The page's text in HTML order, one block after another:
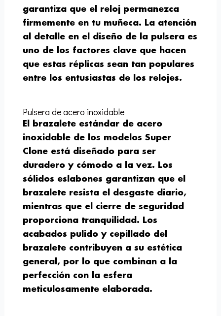
garantiza que el reloj permanezca
firmemente en tu muñeca. La atención
al detalle en el diseño de la pulsera es
uno de los factores clave que hacen
que estas réplicas sean tan populares
entre los entusiastas de los relojes.
Pulsera de acero inoxidable
El brazalete estándar de acero
inoxidable de los modelos Super
Clone está diseñado para ser
duradero y cómodo a la vez. Los
sólidos eslabones garantizan que el
brazalete resista el desgaste diario,
mientras que el cierre de seguridad
proporciona tranquilidad. Los
acabados pulido y cepillado del
brazalete contribuyen a su estética
general, por lo que combinan a la
perfección con la esfera
meticulosamente elaborada.